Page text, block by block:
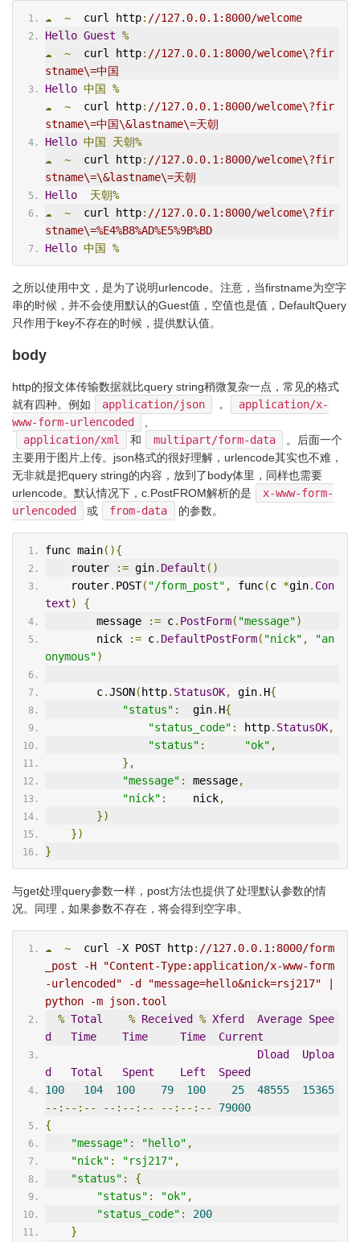
☁ ~
  curl http
: //127.0.0.1:8000/welcome
Hello Guest %
☁
~
  curl http
: //127.0.0.1:8000/welcome\?fir
stname\=中国
Hello 中国 %
☁
~
  curl http
: //127.0.0.1:8000/welcome\?fir
stname\=中国\&lastname\=天朝
Hello 中国
天朝%
☁
~
  curl http
: //127.0.0.1:8000/welcome\?fir
stname\=\&lastname\=天朝
Hello
天朝%
☁
~
  curl http
: //127.0.0.1:8000/welcome\?fir
stname\=%E4%B8%AD%E5%9B%BD
Hello 中国 %
之所以使用中文，是为了说明urlencode。注意，当firstname为空字
串的时候，并不会使用默认的Guest值，空值也是值，DefaultQuery
只作用于key不存在的时候，提供默认值。
body
http的报文体传输数据就比query string稍微复杂一点，常见的格式
就有四种。例如
application/json ，
application/x-
www-form-urlencoded
application/xml
和 multipart/form-data
。后面一个
主要用于图片上传。json格式的很好理解，urlencode其实也不难，
无非就是把query string的内容，放到了body体里，同样也需要
urlencode。默认情况下，c.PostFROM解析的是
x-www-form-
urlencoded
或 from-data 的参数。
func main(){
    router
:= gin. Default ()
    router
. POST( "/form_post" , func(c *gin. Con
text)
{
        message
:= c. PostForm( "message")
        nick
:= c. DefaultPostForm( "nick" ,
"an
onymous")
        c
.JSON( http. StatusOK, gin. H{
"status" :
  gin
. H{
"status_code" : http. StatusOK,
"status" : "ok" ,
},
"message" : message,
"nick" :
    nick
,
})
})
}
与get处理query参数一样，post方法也提供了处理默认参数的情
况。同理，如果参数不存在，将会得到空字串。
☁ ~
  curl
-X POST http: //127.0.0.1:8000/form
_post -H "Content-Type:application/x-www-form
-urlencoded" -d "message=hello&nick=rsj217" |
python -m json.tool
% Total % Received % Xferd Average Spee
d
Time Time Time
Current
Dload
Uploa
d
Total Spent Left
Speed
100
104 100 79 100 25 48555
15365
--:--:--
--:--:-- --:--:--
79000
{
"message" : "hello" ,
"nick" : "rsj217" ,
"status" :
{
"status" : "ok" ,
"status_code" :
200
}